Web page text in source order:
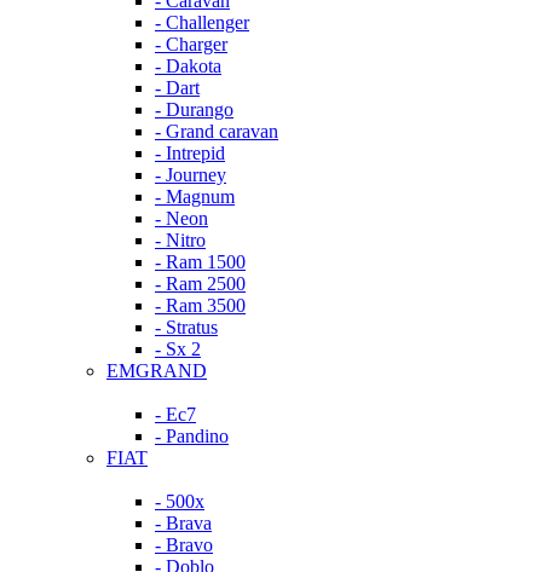
- Challenger
- Charger
- Dakota
- Dart
- Durango
- Grand caravan
- Intrepid
- Journey
- Magnum
- Neon
- Nitro
- Ram 1500
- Ram 2500
- Ram 3500
- Stratus
- Sx 2
EMGRAND
- Ec7
- Pandino
FIAT
- 500x
- Brava
- Bravo
- Doblo